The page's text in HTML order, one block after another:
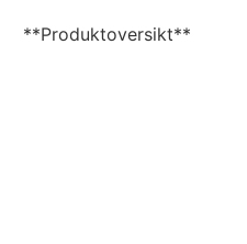
**Produktoversikt**